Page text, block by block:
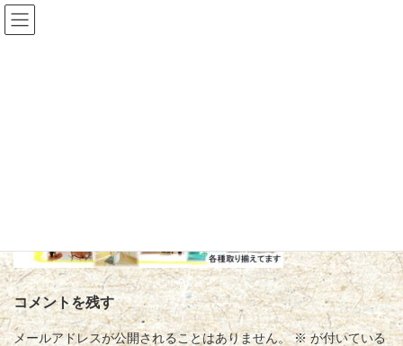
コ
ン
テ
ナ
ビ
ゲ
コメントを残す
メールアドレスが公開されることはありません。 ※が付いている